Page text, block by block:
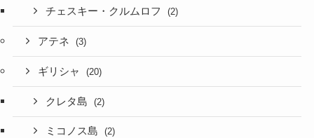
チェスキー・クルムロフ (2)
アテネ (3)
ギリシャ (20)
クレタ島 (2)
ミコノス島 (2)